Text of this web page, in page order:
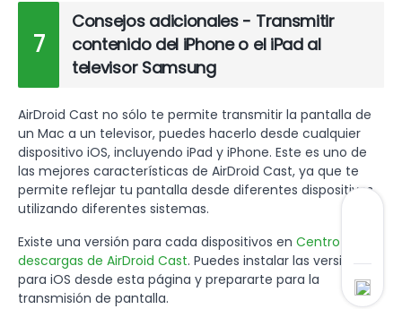
7
Consejos adicionales - Transmitir
contenido del iPhone o el iPad al
televisor Samsung
AirDroid Cast no sólo te permite transmitir la pantalla de
un Mac a un televisor, puedes hacerlo desde cualquier
dispositivo iOS, incluyendo iPad y iPhone. Este es uno de
las mejores características de AirDroid Cast, ya que te
permite reflejar tu pantalla desde diferentes dispositivos
utilizando diferentes sistemas.
Existe una versión para cada dispositivos en Centro de
descargas de AirDroid Cast. Puedes instalar las versiones
para iOS desde esta página y prepararte para la
transmisión de pantalla.